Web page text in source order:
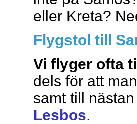
eller Kreta?
Flygstol till
Vi flyger ofta
dels för att
samt till
Lesbos.